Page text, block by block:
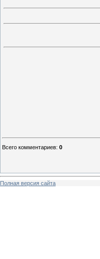
Всего комментариев: 0
Полная версия сайта